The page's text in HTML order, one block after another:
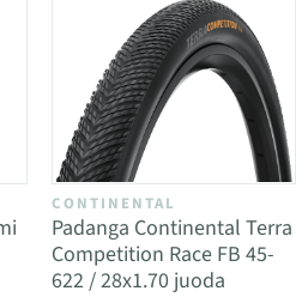
CONTINENTAL
Padanga Continental Terra
Competition Race FB 45-
622 / 28x1.70 juoda